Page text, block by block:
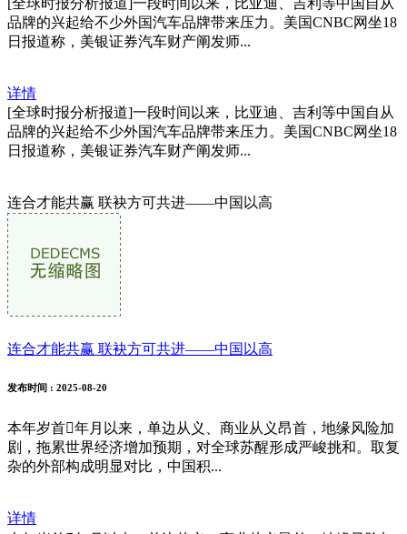
[全球时报分析报道]一段时间以来，比亚迪、吉利等中国自从
品牌的兴起给不少外国汽车品牌带来压力。美国CNBC网坐18
日报道称，美银证券汽车财产阐发师...
详情
[全球时报分析报道]一段时间以来，比亚迪、吉利等中国自从
品牌的兴起给不少外国汽车品牌带来压力。美国CNBC网坐18
日报道称，美银证券汽车财产阐发师...
连合才能共赢 联袂方可共进——中国以高
连合才能共赢 联袂方可共进——中国以高
发布时间 : 2025-08-20
本年岁首年月以来，单边从义、商业从义昂首，地缘风险加
剧，拖累世界经济增加预期，对全球苏醒形成严峻挑和。取复
杂的外部构成明显对比，中国积...
详情